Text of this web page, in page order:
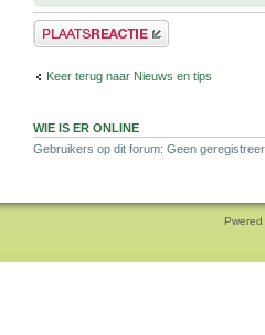
Plaats een reactie
Keer terug naar Nieuws en tips
WIE IS ER ONLINE
Gebruikers op dit forum: Geen